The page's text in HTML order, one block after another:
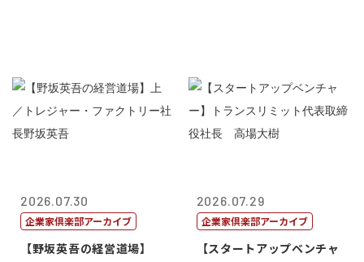
2026.07.30
企業家倶楽部アーカイブ
【野坂英吾の経営道場】
2026.07.29
企業家倶楽部アーカイブ
【スタートアップベンチャ